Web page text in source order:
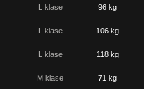
L klase 96 kg
L klase 106 kg
L klase 118 kg
M klase 71 kg